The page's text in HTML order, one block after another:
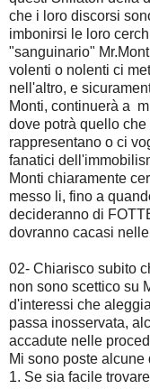
che i loro discorsi
imbonirsi le loro
"sanguinario"
volenti o nolenti ci
nell'altro, e
Monti, continuerà a
dove potrà quello
rappresentano o ci
fanatici
Monti chiaramente
messo li, fino a
decideranno di
dovranno cacasi
02- Chiarisco subito
non sono scettico su
d'interessi che
passa inosservata,
accadute nelle
Mi sono poste alcune
1. Se sia facile